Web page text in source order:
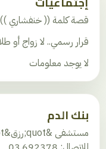
قصة كلمة (( خنفشاري
قرار رسمي.. لا زواج أو
لا يوجد معلومات
بنك الدم